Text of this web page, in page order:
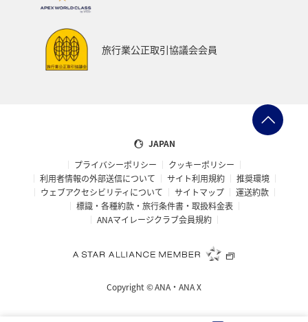
旅行業公正取引協議会会員
JAPAN
プライバシーポリシー
クッキーポリシー
利用者情報の外部送信について
サイト利用規約
推奨環境
ウェブアクセシビリティについて
サイトマップ
運送約款
標識・各種約款・旅行条件書・取扱料金表
ANAマイレージクラブ会員規約
Copyright ©ANA・ANA X